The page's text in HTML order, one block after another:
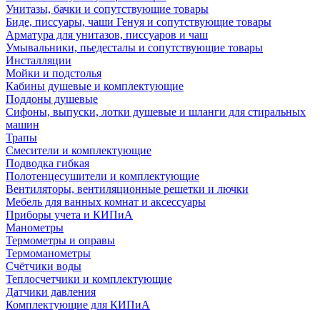
Унитазы, бачки и сопутствующие товары
Биде, писсуары, чаши Генуя и сопутствующие товары
Арматура для унитазов, писсуаров и чаш
Умывальники, пьедесталы и сопутствующие товары
Инсталляции
Мойки и подстолья
Кабины душевые и комплектующие
Поддоны душевые
Сифоны, выпуски, лотки душевые и шланги для стиральных
машин
Трапы
Смесители и комплектующие
Подводка гибкая
Полотенцесушители и комплектующие
Вентиляторы, вентиляционные решетки и лючки
Мебель для ванных комнат и аксессуары
Приборы учета и КИПиА
Манометры
Термометры и оправы
Термоманометры
Счётчики воды
Теплосчетчики и комплектующие
Датчики давления
Комплектующие для КИПиА